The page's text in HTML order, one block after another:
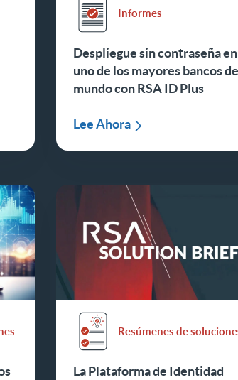
Informes
Despliegue sin contraseña en
uno de los mayores bancos
mundo con RSA ID Plus
Lee Ahora
Resúmenes de
La Plataforma de Identidad